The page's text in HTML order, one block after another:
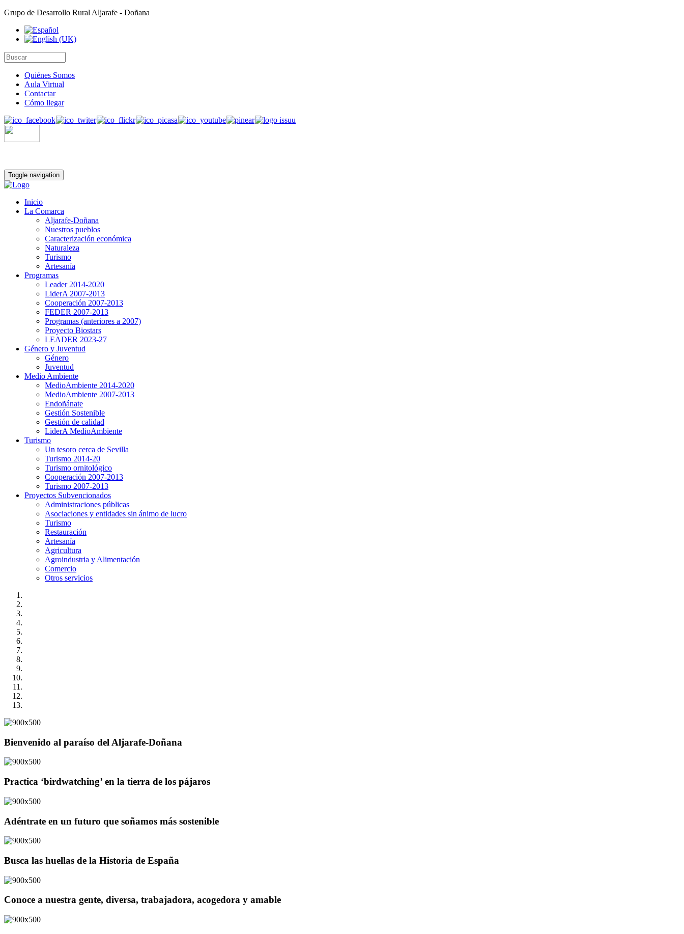
Grupo de Desarrollo Rural Aljarafe - Doñana
Quiénes Somos
Aula Virtual
Contactar
Cómo llegar
Toggle navigation
Inicio
La Comarca
Aljarafe-Doñana
Nuestros pueblos
Caracterización económica
Naturaleza
Turismo
Artesanía
Programas
Leader 2014-2020
LiderA 2007-2013
Cooperación 2007-2013
FEDER 2007-2013
Programas (anteriores a 2007)
Proyecto Biostars
LEADER 2023-27
Género y Juventud
Género
Juventud
Medio Ambiente
MedioAmbiente 2014-2020
MedioAmbiente 2007-2013
Endoñánate
Gestión Sostenible
Gestión de calidad
LiderA MedioAmbiente
Turismo
Un tesoro cerca de Sevilla
Turismo 2014-20
Turismo ornitológico
Cooperación 2007-2013
Turismo 2007-2013
Proyectos Subvencionados
Administraciones públicas
Asociaciones y entidades sin ánimo de lucro
Turismo
Restauración
Artesanía
Agricultura
Agroindustria y Alimentación
Comercio
Otros servicios
Bienvenido al paraíso del Aljarafe-Doñana
Practica ‘birdwatching’ en la tierra de los pájaros
Adéntrate en un futuro que soñamos más sostenible
Busca las huellas de la Historia de España
Conoce a nuestra gente, diversa, trabajadora, acogedora y amable